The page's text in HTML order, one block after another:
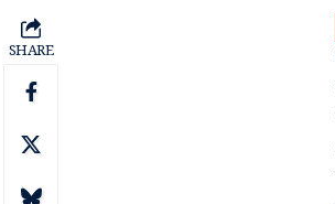
SHARE